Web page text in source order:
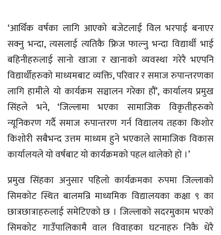
‘आर्थिक वर्षका लागि आएको बजेटलाई विल भरपाई बनाएर
सक्नु भन्दा, त्यसलाई त्यतिकै फ्रिज फाल्नु भन्दा विद्यार्थी भाई
बहिनीहरुलाई सानो खाजा र खानाको व्यवस्था गरेरै भएपनि
विद्यार्थीहरुको माध्यमबाट व्यक्ति, परिवार र समाज रुपान्तरणका
लागि हामीले यो कार्यक्रम सञ्चालन गरेका हौं’, कार्यालय प्रमुख
सिंहले भने, ‘जिल्लामा भएका सामाजिक विकृतीहरुको
न्यूनिकरण गर्दै समाज रुपान्तरण गर्न विद्यालय तहका किशोर
किशोरी सबैभन्द उत्तम माध्यम हुने भएकाले सामाजिक विकास
कार्यालयले यो वर्षबाट यो कार्यक्रमको पहल थालेको हो ।’
प्रमुख सिंहका अनुसार पहिलो कार्यक्रमका रुपमा जिल्लाको
सिमकोट स्थित बालमन्रि माध्यमिक विद्यालयका कक्षा ९ का
छात्रछात्राहरुलाई समेटिएको छ । जिल्लाको सदरमुकाम भएको
सिमकोट गाउँपालिकामै वाल विवाहका घटनाहरु निकै धेरै